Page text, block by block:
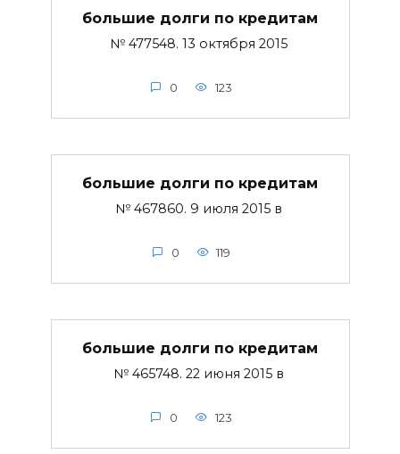
большие долги по кредитам
№ 477548. 13 октября 2015
0 123
большие долги по кредитам
№ 467860. 9 июля 2015 в
0 119
большие долги по кредитам
№ 465748. 22 июня 2015 в
0 123